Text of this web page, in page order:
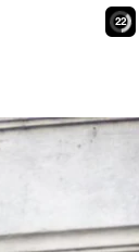
21